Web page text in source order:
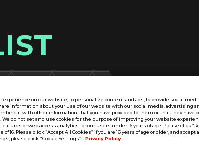
experience on our website, to personalize content and ads, to provide social
information about your use of our website with our social media, advertising
it with other information that you have provided to them or that they have
do not set and use cookies for the purpose of improving your website
or web access analytics for our users under 16 years of age. Please click
of 16. Please click “Accept All Cookies” if you are 16 years of age or older, and accept
please click “Cookie Settings”.
Privacy Policy